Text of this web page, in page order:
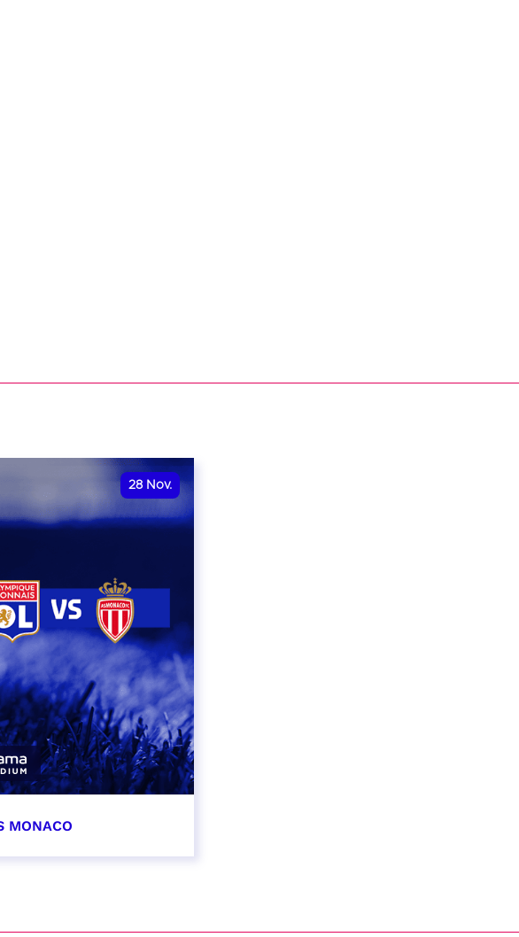
28 Nov.
MONACO